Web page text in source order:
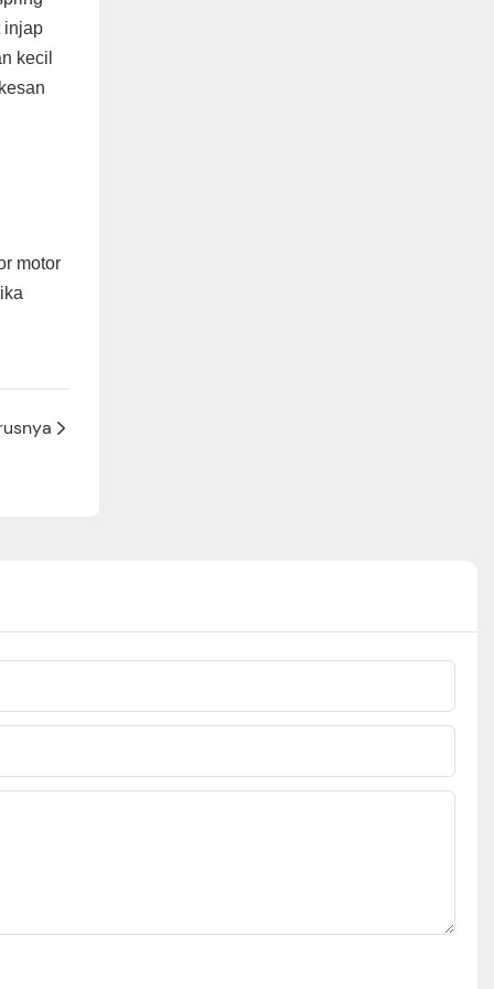
injap
kecil
motor